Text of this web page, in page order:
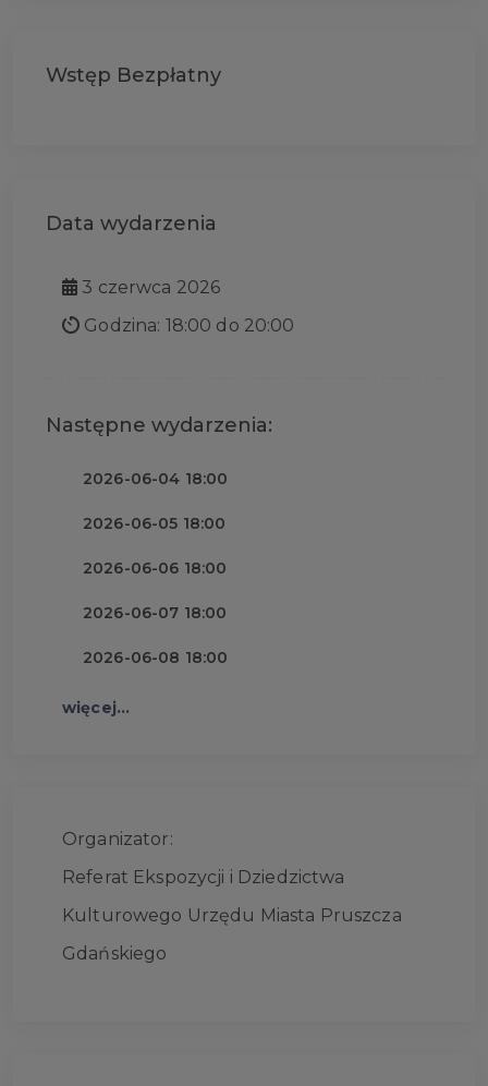
Wstęp Bezpłatny
Data wydarzenia
3 czerwca 2026
Godzina: 18:00 do 20:00
Następne wydarzenia:
2026-06-04 18:00
2026-06-05 18:00
2026-06-06 18:00
2026-06-07 18:00
2026-06-08 18:00
więcej...
Organizator:
Referat Ekspozycji i Dziedzictwa
Kulturowego Urzędu Miasta Pruszcza
Gdańskiego